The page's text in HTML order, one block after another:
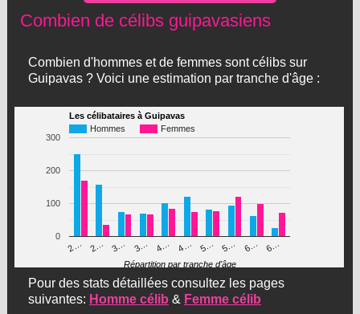
Combien de célibs guipavasiens
Combien d'hommes et de femmes sont célibs sur
Guipavas ? Voici une estimation par tranche d'âge :
Les célibataires à Guipavas
Hommes
Femmes
2… 2… 3… 3… 4… 4… 5… 5… 6… 6…
0
100
200
300
Répartition par tranche d'âge
Pour des stats détaillées consultez les pages
suivantes: Homme célib & Femme célib